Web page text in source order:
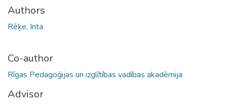
Authors
Rēķe, Inta
Co-author
Rīgas Pedagoģijas un izglītības vadības akadēmija
Advisor